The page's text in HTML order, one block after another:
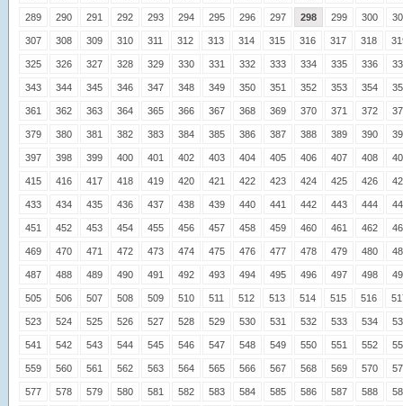
289 290 291 292 293 294 295 296 297 298 299 300
307 308 309 310 311 312 313 314 315 316 317 318
325 326 327 328 329 330 331 332 333 334 335 336
343 344 345 346 347 348 349 350 351 352 353 354
361 362 363 364 365 366 367 368 369 370 371 372
379 380 381 382 383 384 385 386 387 388 389 390
397 398 399 400 401 402 403 404 405 406 407 408
415 416 417 418 419 420 421 422 423 424 425 426
433 434 435 436 437 438 439 440 441 442 443 444
451 452 453 454 455 456 457 458 459 460 461 462
469 470 471 472 473 474 475 476 477 478 479 480
487 488 489 490 491 492 493 494 495 496 497 498
505 506 507 508 509 510 511 512 513 514 515 516
523 524 525 526 527 528 529 530 531 532 533 534
541 542 543 544 545 546 547 548 549 550 551 552
559 560 561 562 563 564 565 566 567 568 569 570
577 578 579 580 581 582 583 584 585 586 587 588